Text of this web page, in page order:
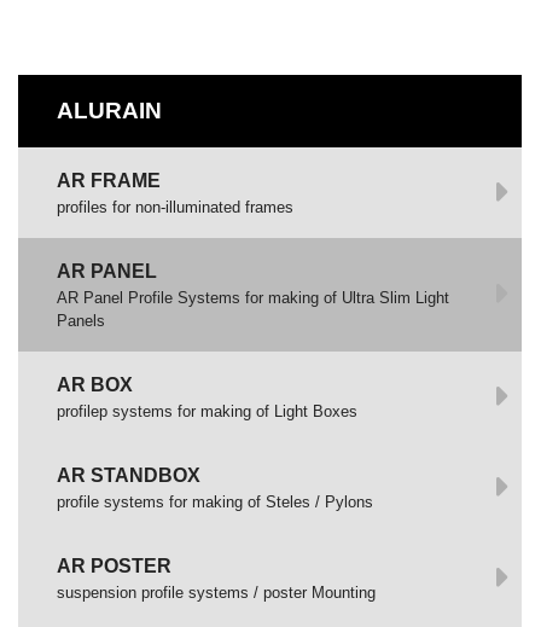
ALURAIN
AR FRAME
profiles for non-illuminated frames
AR PANEL
AR Panel Profile Systems for making of Ultra Slim Light
Panels
AR BOX
profilep systems for making of Light Boxes
AR STANDBOX
profile systems for making of Steles / Pylons
AR POSTER
suspension profile systems / poster Mounting